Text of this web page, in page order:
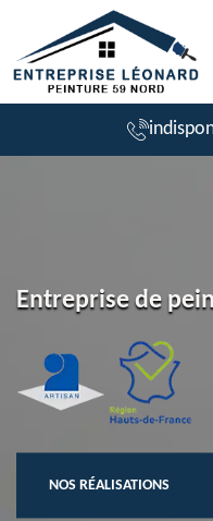
Entreprise de
NOS RÉALISATIONS